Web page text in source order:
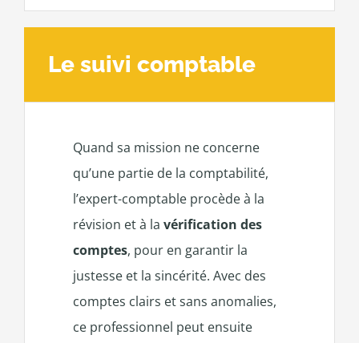
Le suivi comptable
Quand sa mission ne concerne
qu’une partie de la comptabilité,
l’expert-comptable procède à la
révision et à la vérification des
comptes, pour en garantir la
justesse et la sincérité. Avec des
comptes clairs et sans anomalies,
ce professionnel peut ensuite